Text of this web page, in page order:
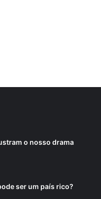
o nosso drama
ser um país rico?